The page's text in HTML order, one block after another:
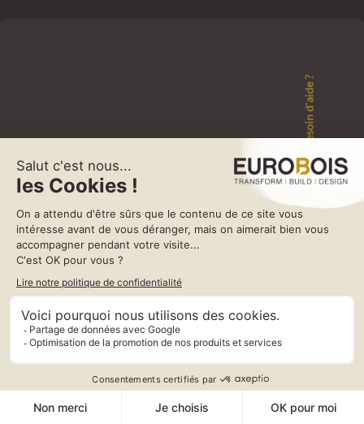
EasyBEAM est la solution logicielle CAD/CAM pour la production de
poutres droites et cintrées de toutes dimensions sur centres d’usinage
à commande numérique.
Cette application, conçue spécifiquement pour le secteur de la
charpente, rend plus facile l’utilisation des machines à commande
numérique, simplifie les procédés d’usinage et donne un gain de
productivité.
Avec EasyBEAM il est aussi possible de dessiner des poutres droites
sans les importer par le format BTL et appliquer les usinages standard
EasyBEAM associe automatiquement à chaque élément les procédés
d’usinage, positionne les pièces sur la machine et génère les
programmes d’usinage optimisés.
Le logiciel montre la géométrie de la pièce avec les usinages
Besoin d'aide ?